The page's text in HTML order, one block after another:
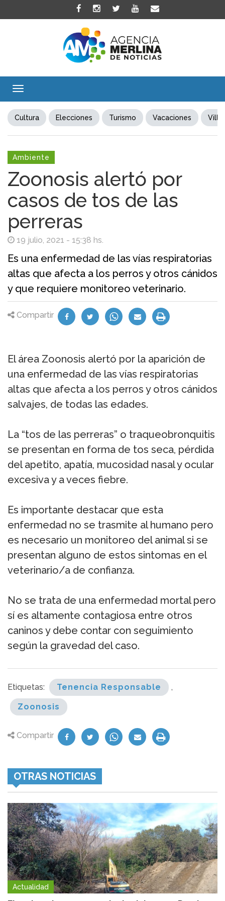
Toggle
Cultura Elecciones Turismo Vacaciones Villa
Ambiente
Zoonosis alertó por
casos de tos de las
perreras
19 julio, 2021 - 15:38 hs.
Es una enfermedad de las vías respiratorias
altas que afecta a los perros y otros cánidos
y que requiere monitoreo veterinario.
Compartir
El área Zoonosis alertó por la aparición de
una enfermedad de las vías respiratorias
altas que afecta a los perros y otros cánidos
salvajes, de todas las edades.
La “tos de las perreras” o traqueobronquitis
se presentan en forma de tos seca, pérdida
del apetito, apatía, mucosidad nasal y ocular
excesiva y a veces fiebre.
Es importante destacar que esta
enfermedad no se trasmite al humano pero
es necesario un monitoreo del animal si se
presentan alguno de estos sintomas en el
veterinario/a de confianza.
No se trata de una enfermedad mortal pero
sí es altamente contagiosa entre otros
caninos y debe contar con seguimiento
según la gravedad del caso.
Etiquetas: Tenencia Responsable ,
Zoonosis
Compartir
OTRAS NOTICIAS
Actualidad